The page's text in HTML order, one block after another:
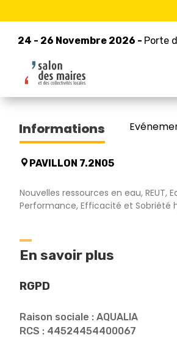
24 - 26 Novembre 2026 - Porte
24 - 26 Novembre 2026 - Porte
Retour à la liste des exposants
AQUALIA
Informations
PAVILLON 7.2N05
Nouvelles ressources en eau, REUT,
Performance, Efficacité et Sobriété
En savoir plus
RGPD
Raison sociale : AQUALIA
RCS : 44524454400067